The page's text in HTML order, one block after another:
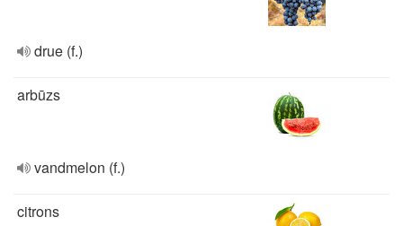
drue (f.)
arbūzs
vandmelon (f.)
citrons